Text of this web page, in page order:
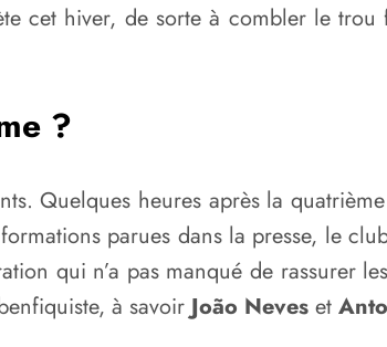
cet hiver, de sorte à combler le
?
Quelques heures après la
parues dans la presse, le
qui n’a pas manqué de rassurer
à savoir João Neves et